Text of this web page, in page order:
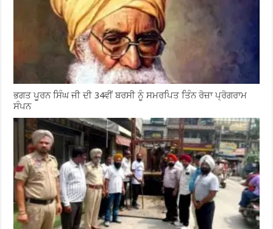
ਭਗਤ ਪੂਰਨ ਸਿੰਘ ਜੀ ਦੀ 34ਵੀਂ ਬਰਸੀ ਨੂੰ ਸਮਰਪਿਤ ਤਿੰਨ ਰੋਜ਼ਾ ਪ੍ਰੋਗਰਾਮ
ਸੰਪਨ